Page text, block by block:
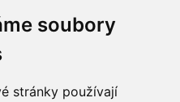
soubory
stránky používají